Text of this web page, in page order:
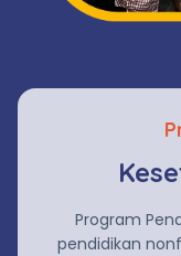
Program
pendidikan